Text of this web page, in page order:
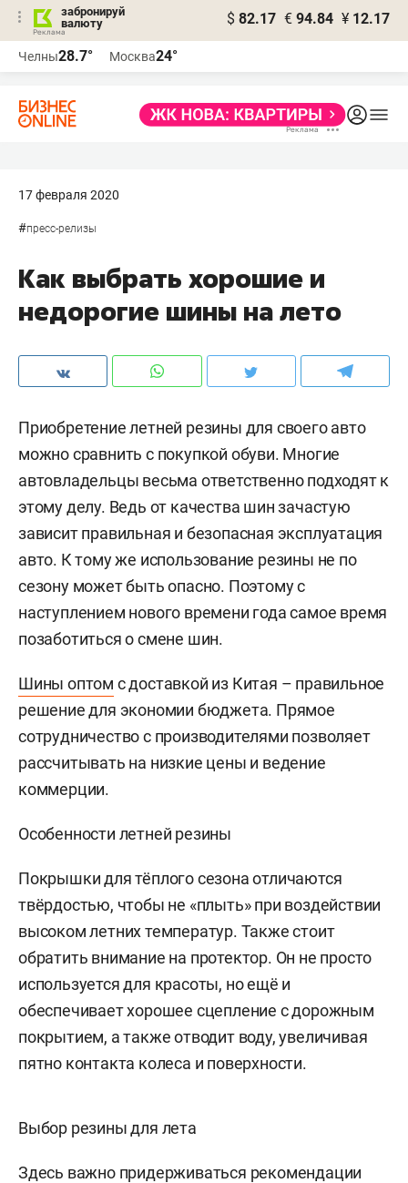
забронируй
валюту
$ 82.17 € 94.84 ¥ 12.17
Челны28.7° Москва24°
17 февраля 2020
#пресс-релизы
Как выбрать хорошие и
недорогие шины на лето
Приобретение летней резины для своего авто
можно сравнить с покупкой обуви. Многие
автовладельцы весьма ответственно подходят к
этому делу. Ведь от качества шин зачастую
зависит правильная и безопасная эксплуатация
авто. К тому же использование резины не по
сезону может быть опасно. Поэтому с
наступлением нового времени года самое время
позаботиться о смене шин.
Шины оптом с доставкой из Китая – правильное
решение для экономии бюджета. Прямое
сотрудничество с производителями позволяет
рассчитывать на низкие цены и ведение
коммерции.
Особенности летней резины
Покрышки для тёплого сезона отличаются
твёрдостью, чтобы не «плыть» при воздействии
высоком летних температур. Также стоит
обратить внимание на протектор. Он не просто
используется для красоты, но ещё и
обеспечивает хорошее сцепление с дорожным
покрытием, а также отводит воду, увеличивая
пятно контакта колеса и поверхности.
Выбор резины для лета
Здесь важно придерживаться рекомендации